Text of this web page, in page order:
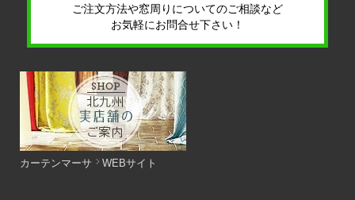
ご注文方法や窓周りについてのご相談など
お気軽にお問合せ下さい！
カーテンマーサ WEBサイト